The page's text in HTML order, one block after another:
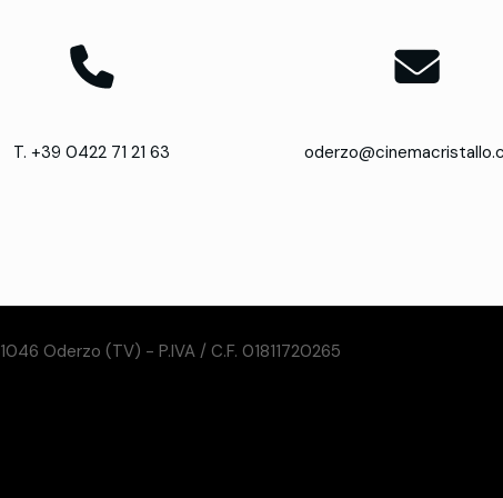
T. +39 0422 71 21 63
Oderzo (TV) - P.IVA / C.F. 01811720265